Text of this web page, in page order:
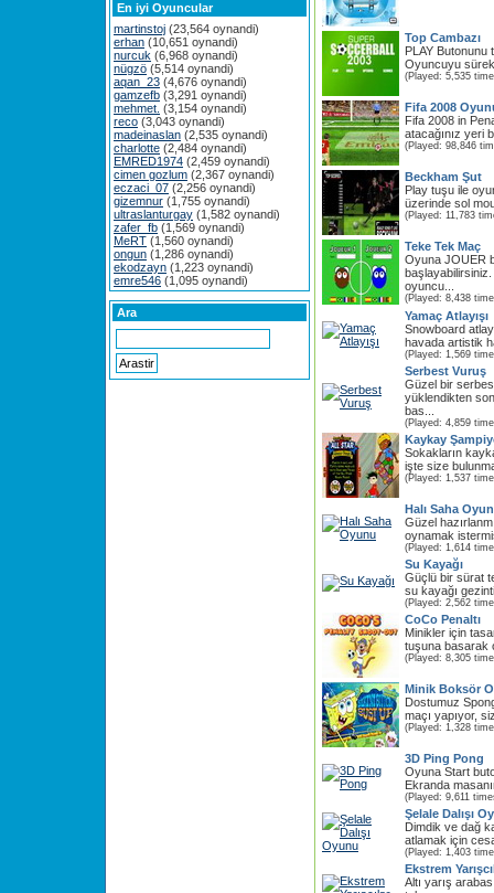
En iyi Oyuncular
martinstoj (23,564 oynandi)
erhan (10,651 oynandi)
nurcuk (6,968 oynandi)
nügzö (5,514 oynandi)
aqan_23 (4,676 oynandi)
gamzefb (3,291 oynandi)
mehmet. (3,154 oynandi)
reco (3,043 oynandi)
madeinaslan (2,535 oynandi)
charlotte (2,484 oynandi)
EMRED1974 (2,459 oynandi)
cimen gozlum (2,367 oynandi)
eczaci_07 (2,256 oynandi)
gizemnur (1,755 oynandi)
ultraslanturgay (1,582 oynandi)
zafer_fb (1,569 oynandi)
MeRT (1,560 oynandi)
ongun (1,286 oynandi)
ekodzayn (1,223 oynandi)
emre546 (1,095 oynandi)
Ara
Top Cambazı
PLAY Butonunu
Oyuncuyu
(Played: 5,535
Fifa 2008
Fifa 2008 in
atacağınız yeri
(Played: 98,846
Beckham Şut
Play tuşu ile
üzerinde sol
(Played: 11,783
Teke Tek Maç
Oyuna JOUER
oyuncu...
(Played: 8,438
Yamaç Atlayışı
Snowboard
havada artistik
(Played: 1,569
Serbest Vuruş
Güzel bir
yüklendikten
bas...
(Played: 4,859
Kaykay
Sokakların
işte size
(Played: 1,537
Halı Saha
Güzel
oynamak
(Played: 1,614
Su Kayağı
Güçlü bir sürat
su kayağı
(Played: 2,562
CoCo Penaltı
Minikler için
tuşuna basarak
(Played: 8,305
Minik Boksör
Dostumuz
maçı yapıyor,
(Played: 1,328
3D Ping Pong
Oyuna Start
Ekranda
(Played: 9,611
Şelale Dalışı
Dimdik ve dağ
atlamak için
(Played: 1,403
Ekstrem
Altı yarış